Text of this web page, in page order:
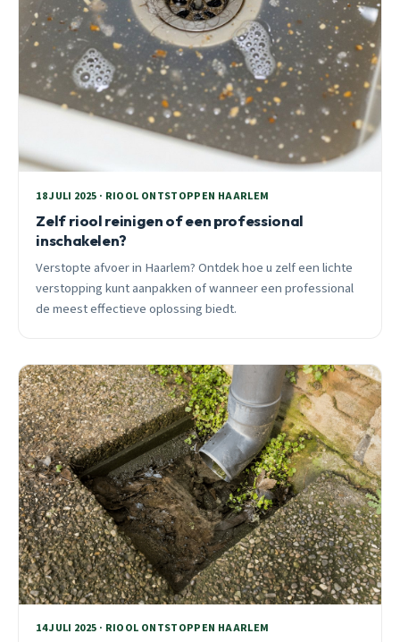
18 JULI 2025 · RIOOL ONTSTOPPEN HAARLEM
Zelf riool reinigen of een professional
inschakelen?
Verstopte afvoer in Haarlem? Ontdek hoe u zelf een lichte
verstopping kunt aanpakken of wanneer een professional
de meest effectieve oplossing biedt.
14 JULI 2025 · RIOOL ONTSTOPPEN HAARLEM